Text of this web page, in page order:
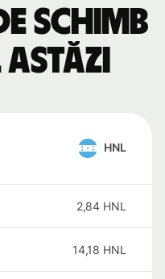
schimb
astăzi
HNL
2,84 HNL
14,18 HNL